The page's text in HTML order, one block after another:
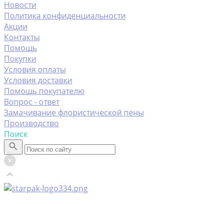
Новости
Политика конфиденциальности
Акции
Контакты
Помощь
Покупки
Условия оплаты
Условия доставки
Помощь покупателю
Вопрос - ответ
Замачивание флористической пены
Производство
Поиск